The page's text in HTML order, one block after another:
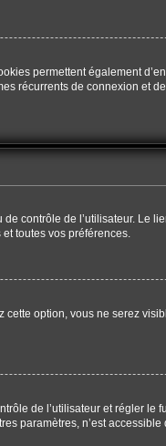
permettent également
récurrents de connexion et
contrôle de l’utilisateur. Le
toutes vos préférences.
cette option, vous ne serez
de l’utilisateur et régler le
paramètres, n’est accessible